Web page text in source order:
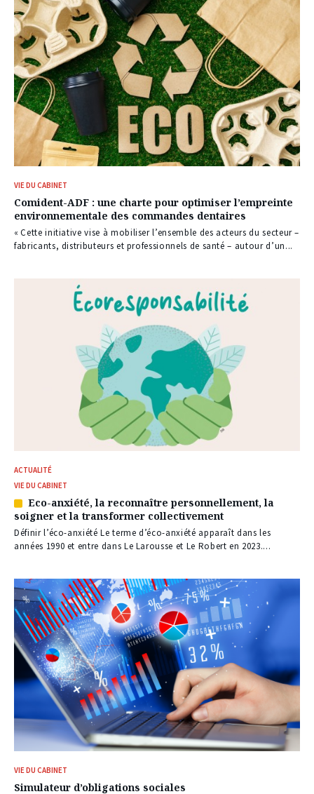
VIE DU CABINET
Comident-ADF : une charte pour optimiser l’empreinte
environnementale des commandes dentaires
« Cette initiative vise à mobiliser l’ensemble des acteurs du secteur –
fabricants, distributeurs et professionnels de santé – autour d’un...
ACTUALITÉ
VIE DU CABINET
Article
réservé
à
nos
Eco-anxiété, la reconnaître personnellement, la
soigner et la transformer collectivement
Définir l’éco-anxiété Le terme d’éco-anxiété apparaît dans les
années 1990 et entre dans Le Larousse et Le Robert en 2023....
VIE DU CABINET
Simulateur d’obligations sociales